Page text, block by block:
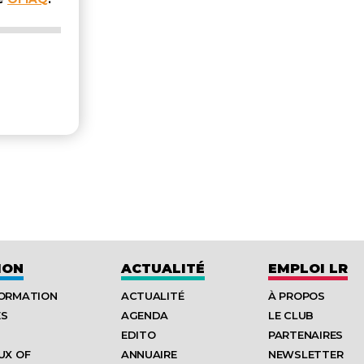
OF
ACTUALITÉ
ACTUALITÉ
AGENDA
EDITO
ANNUAIRE
EMPLOI LR
À PROPOS
LE CLUB
PARTENAIRES
NEWSLETTER